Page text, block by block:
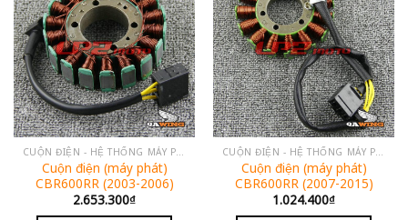
CUỘN ĐIỆN - HỆ THỐNG MÁY PHÁT
Cuộn điện (máy phát)
CBR600RR (2003-2006)
2.653.300₫
CUỘN ĐIỆN - HỆ THỐNG MÁY PHÁT
Cuộn điện (máy phát)
CBR600RR (2007-2015)
1.024.400₫